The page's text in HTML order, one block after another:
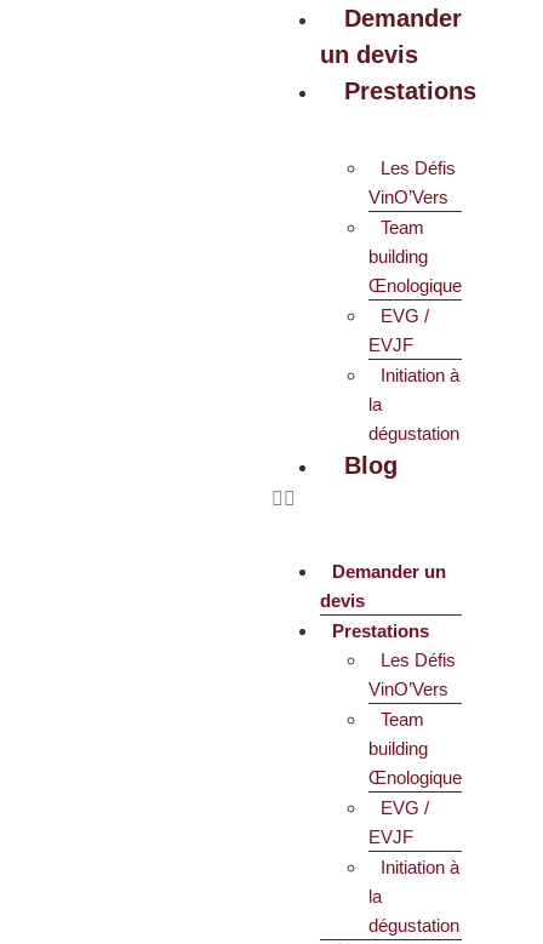
Demander
un devis
Prestations
Les Défis
VinO’Vers
Team
building
Œnologique
EVG /
EVJF
Initiation à
la
dégustation
Blog
Demander un
devis
Prestations
Les Défis
VinO’Vers
Team
building
Œnologique
EVG /
EVJF
Initiation à
la
dégustation